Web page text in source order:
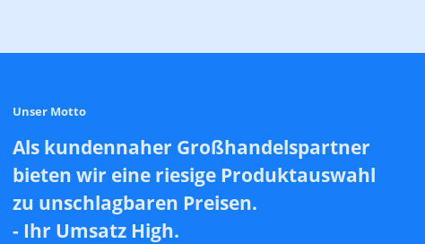
Unser Motto
Als kundennaher Großhandelspartner
bieten wir eine riesige Produktauswahl
zu unschlagbaren Preisen.
- Ihr Umsatz High.